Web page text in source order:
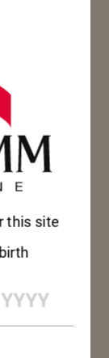
this site